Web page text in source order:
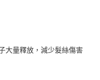
大量釋放，減少髮絲傷害